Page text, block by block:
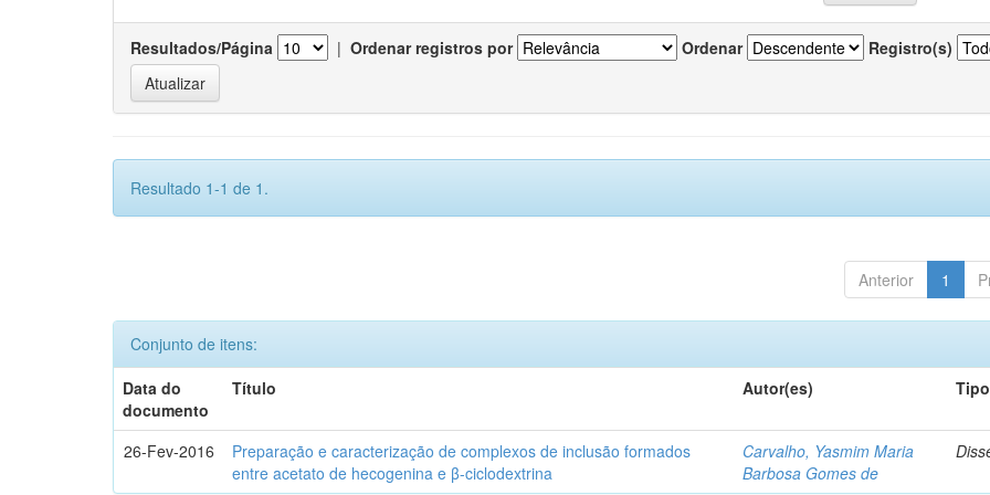
Resultados/Página | Ordenar registros por Ordenar Registro(s)
Resultado 1-1 de 1.
Anterior 1
Conjunto de itens:
Data do
documento
Título Autor(es) Tipo
26-Fev-2016
Preparação e caracterização de complexos de inclusão formados
entre acetato de hecogenina e β-ciclodextrina
Carvalho, Yasmim Maria
Barbosa Gomes de